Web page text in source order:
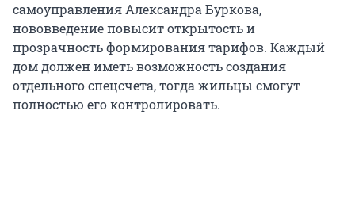
самоуправления Александра Буркова,
нововведение повысит открытость и
прозрачность формирования тарифов. Каждый
дом должен иметь возможность создания
отдельного спецсчета, тогда жильцы смогут
полностью его контролировать.